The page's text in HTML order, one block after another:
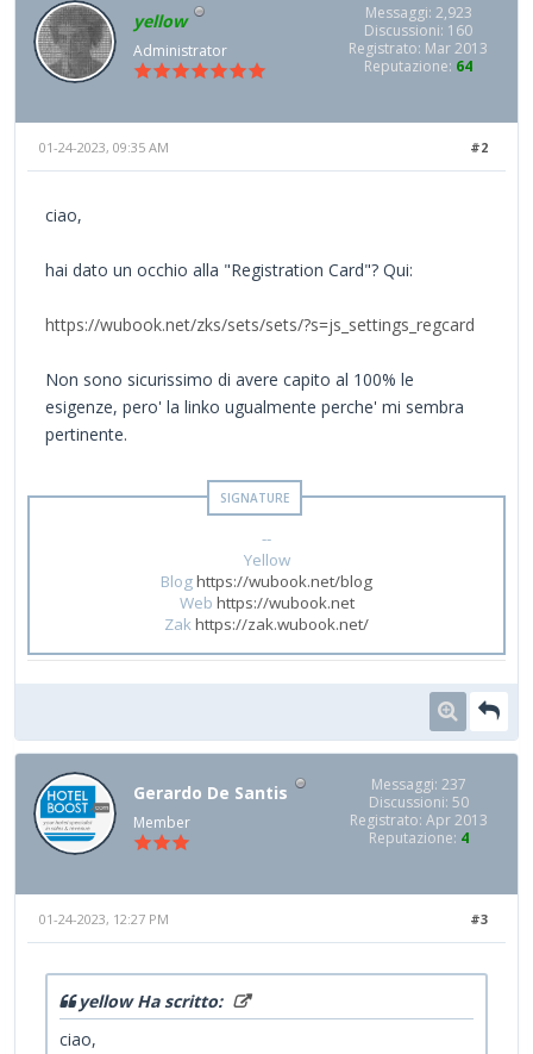
yellow
Administrator
Messaggi: 2,923
Discussioni: 160
Registrato: Mar 2013
Reputazione: 64
#2
01-24-2023, 09:35 AM
ciao,
hai dato un occhio alla "Registration Card"? Qui:
https://wubook.net/zks/sets/sets/?s=js_settings_regcard
Non sono sicurissimo di avere capito al 100% le
esigenze, pero' la linko ugualmente perche' mi sembra
pertinente.
--
Yellow
Bloghttps://wubook.net/blog
Web https://wubook.net
Zakhttps://zak.wubook.net/
Gerardo De Santis
Member
Messaggi: 237
Discussioni: 50
Registrato: Apr 2013
Reputazione: 4
#3
01-24-2023, 12:27 PM
yellow Ha scritto:
ciao,